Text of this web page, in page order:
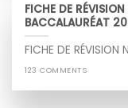
FICHE DE
BACCALAURÉAT
FICHE DE RÉVISION
123 COMMENTS